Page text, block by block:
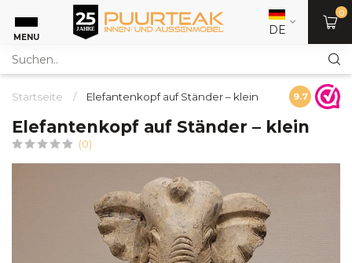
MENU DE
0
Startseite / Elefantenkopf auf Ständer – klein 9.7
Elefantenkopf auf Ständer – klein
(0)